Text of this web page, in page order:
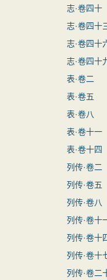
志·卷四十
志·卷四十
志·卷四十
志·卷四十
表·卷二
表·卷五
表·卷八
表·卷十一
表·卷十四
列传·卷二
列传·卷五
列传·卷八
列传·卷十
列传·卷十
列传·卷十
列传·卷二